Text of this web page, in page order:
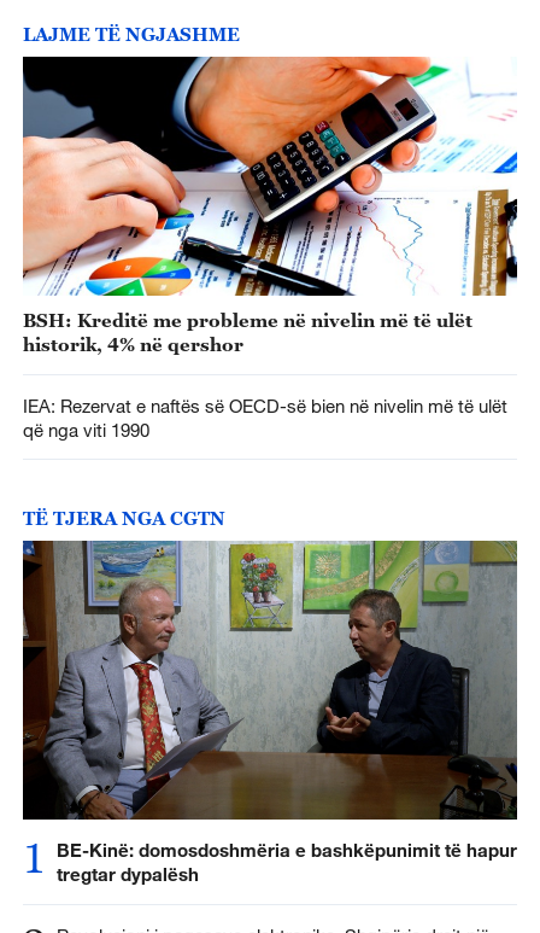
LAJME TË NGJASHME
BSH: Kreditë me probleme në nivelin më të ulët
historik, 4% në qershor
IEA: Rezervat e naftës së OECD-së bien në nivelin më të ulët
që nga viti 1990
TË TJERA NGA CGTN
1
BE-Kinë: domosdoshmëria e bashkëpunimit të hapur
tregtar dypalësh